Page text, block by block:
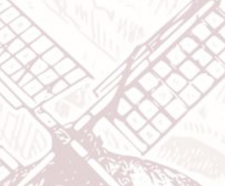
Bride & Groom
Dengan memohon Rahmat dan Ridho Allah SWT yang telah
menciptakan makhluk-Nya secara berpasang-pasangan
Kami bermaksud menyelenggarakan pernikahan kami